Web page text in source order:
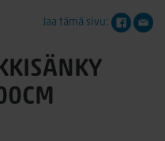
Jaa tämä sivu: